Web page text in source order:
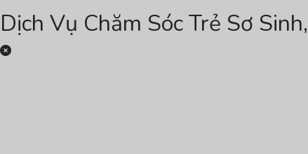
Dịch Vụ Chăm Sóc Trẻ Sơ